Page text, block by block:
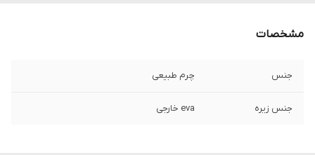
مشخصات
جنس چرم طبیعی
جنس زیره eva خارجی